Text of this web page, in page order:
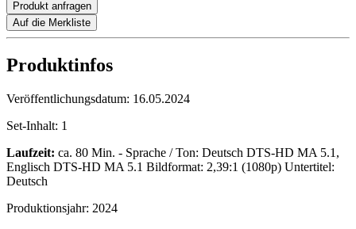
Produkt anfragen
Auf die Merkliste
Produktinfos
Veröffentlichungsdatum: 16.05.2024
Set-Inhalt: 1
Laufzeit: ca. 80 Min. - Sprache / Ton: Deutsch DTS-HD MA 5.1,
Englisch DTS-HD MA 5.1 Bildformat: 2,39:1 (1080p) Untertitel:
Deutsch
Produktionsjahr: 2024